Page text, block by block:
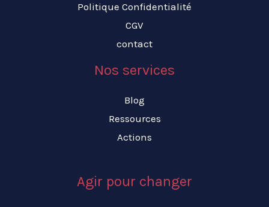
Politique Confidentialité
CGV
contact
Nos services
Blog
Ressources
Actions
Agir pour changer